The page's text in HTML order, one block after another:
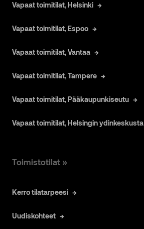
Vapaat toimitilat, Helsinki
Vapaat toimitilat, Espoo
Vapaat toimitilat, Vantaa
Vapaat toimitilat, Tampere
Vapaat toimitilat, Pääkaupunkiseutu
Vapaat toimitilat, Helsingin ydinkeskusta
Toimistotilat »
Kerro tilatarpeesi
Uudiskohteet